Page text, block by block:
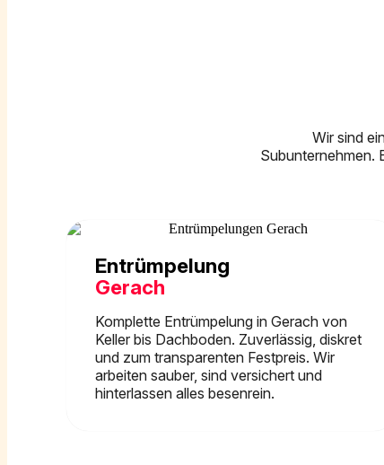
Wir sind
Subunternehmen.
Entrümpelung
Gerach
Komplette Entrümpelung in Gerach von
Keller bis Dachboden. Zuverlässig, diskret
und zum transparenten Festpreis. Wir
arbeiten sauber, sind versichert und
hinterlassen alles besenrein.